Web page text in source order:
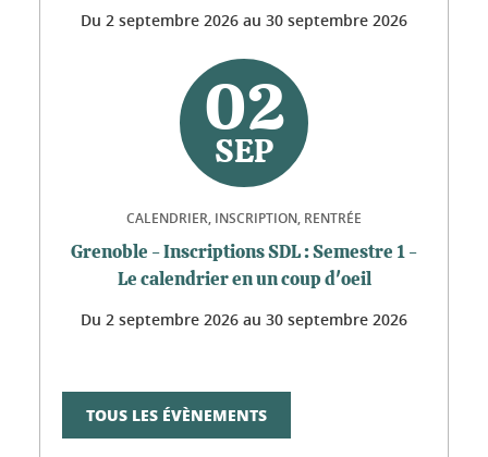
Du 2 septembre 2026 au 30 septembre 2026
02
SEP
CALENDRIER, INSCRIPTION, RENTRÉE
Grenoble - Inscriptions SDL : Semestre 1 -
Le calendrier en un coup d'oeil
Du 2 septembre 2026 au 30 septembre 2026
TOUS LES ÉVÈNEMENTS